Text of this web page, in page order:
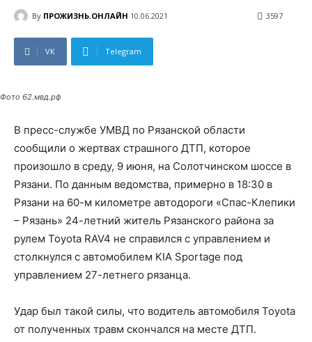
By ПРОЖИЗНЬ.ОНЛАЙН 10.06.2021 3597
VK Telegram
Фото 62.мвд.рф
В пресс-службе УМВД по Рязанской области
сообщили о жертвах страшного ДТП, которое
произошло в среду, 9 июня, на Солотчинском шоссе в
Рязани. По данным ведомства, примерно в 18:30 в
Рязани на 60-м километре автодороги «Спас-Клепики
– Рязань» 24-летний житель Рязанского района за
рулем Toyota RAV4 не справился с управлением и
столкнулся с автомобилем KIA Sportage под
управлением 27-летнего рязанца.
Удар был такой силы, что водитель автомобиля Toyota
от полученных травм скончался на месте ДТП.